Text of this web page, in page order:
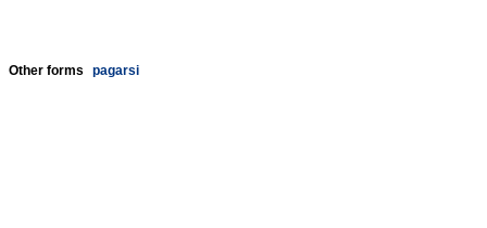
Other forms pagarsi